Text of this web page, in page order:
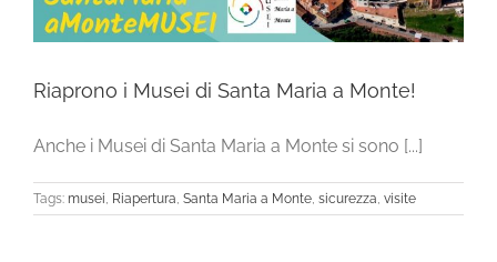
Riaprono i Musei di Santa Maria a Monte!
Anche i Musei di Santa Maria a Monte si sono [...]
Tags: musei Riapertura Santa Maria a Monte sicurezza visite